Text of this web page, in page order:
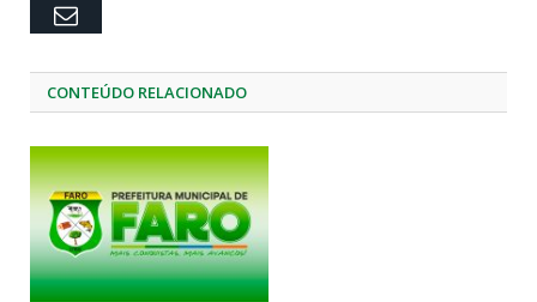
Email
CONTEÚDO RELACIONADO